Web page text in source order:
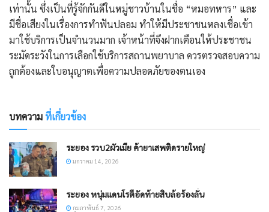
เท่านั้น ซึ่งเป็นที่รู้จักกันดีในหมู่ชาวบ้านในชื่อ “หมอทหาร” และ
มีชื่อเสียงในเรื่องการทำฟันปลอม ทำให้มีประชาชนหลงเชื่อเข้า
มาใช้บริการเป็นจำนวนมาก เจ้าหน้าที่จึงฝากเตือนให้ประชาชน
ระมัดระวังในการเลือกใช้บริการสถานพยาบาล ควรตรวจสอบความ
ถูกต้องและใบอนุญาตเพื่อความปลอดภัยของตนเอง
บทความที่เกี่ยวข้อง
ระยอง รวบ2ผัวเมีย ค้ายาเสพติดรายใหญ่
มกราคม 14, 2026
ระยอง หนุ่มแดนโรตีอัดท้ายสิบล้อร้องลั่น
กุมภาพันธ์ 7, 2026